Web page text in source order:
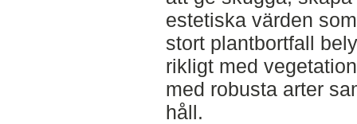
estetiska värden
stort plantbortfall
rikligt med
med robusta arter
håll.